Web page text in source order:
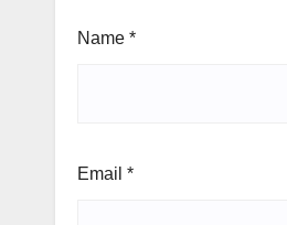
Name *
Email *